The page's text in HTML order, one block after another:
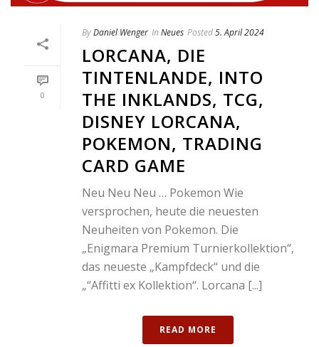
0
ByDaniel Wenger In Neues Posted5. April 2024
LORCANA, DIE
TINTENLANDE, INTO
THE INKLANDS, TCG,
DISNEY LORCANA,
POKEMON, TRADING
CARD GAME
Neu Neu Neu … Pokemon Wie
versprochen, heute die neuesten
Neuheiten von Pokemon. Die
„Enigmara Premium Turnierkollektion“,
das neueste „Kampfdeck“ und die
„“Affitti ex Kollektion“. Lorcana [...]
READ MORE